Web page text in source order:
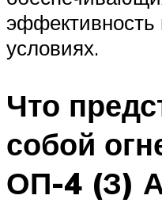
эффективность
условиях.
Что
собой
ОП-4 (З)